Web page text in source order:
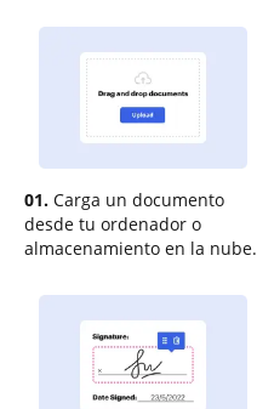
01. Carga un documento
desde tu ordenador o
almacenamiento en la nube.